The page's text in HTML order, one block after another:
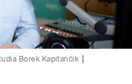
Borek Kapitančik